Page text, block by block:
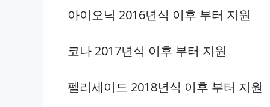
아이오닉 2016년식 이후 부터 지원
코나 2017년식 이후 부터 지원
펠리세이드 2018년식 이후 부터 지원